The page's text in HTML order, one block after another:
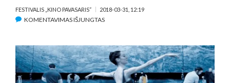
FESTIVALIS „KINO PAVASARIS“ 2018-03-31, 12:19
KOMENTAVIMAS IŠJUNGTASĮRAŠE
„KINO
PAVASARIO“
APDOVANOJIMŲ